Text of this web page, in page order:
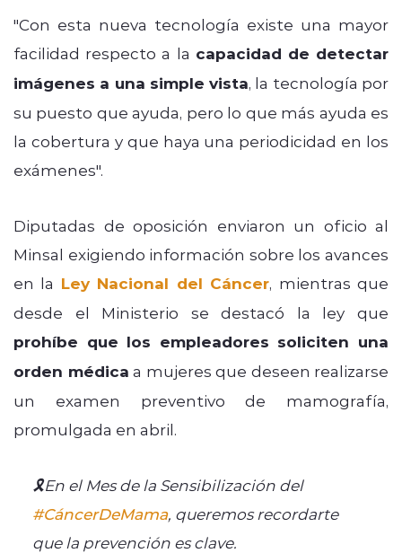
"Con esta nueva tecnología existe una mayor
facilidad respecto a la capacidad de detectar
imágenes a una simple vista, la tecnología por
su puesto que ayuda, pero lo que más ayuda es
la cobertura y que haya una periodicidad en los
exámenes".
Diputadas de oposición enviaron un oficio al
Minsal exigiendo información sobre los avances
en la Ley Nacional del Cáncer, mientras que
desde el Ministerio se destacó la ley que
prohíbe que los empleadores soliciten una
orden médica a mujeres que deseen realizarse
un examen preventivo de mamografía,
promulgada en abril.
🎗️En el Mes de la Sensibilización del
#CáncerDeMama, queremos recordarte
que la prevención es clave.